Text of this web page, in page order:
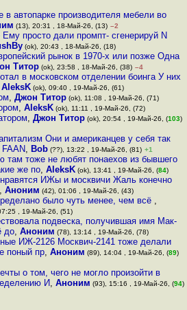
автопарке производителя мебели во
(13), 20:31 , 18-Май-26, (13) –2
Ему просто дали промпт- сгенерируй N
(ok), 20:43 , 18-Май-26, (18)
рынок в 1970-х или позже Одна
Титор(ok), 23:58 , 18-Май-26, (38) –4
в московском отделении боинга У них
AleksK(ok), 09:40 , 19-Май-26, (61)
,Джон Титор (ok), 11:08 , 19-Май-26, (71)
, AleksK(ok), 11:11 , 19-Май-26, (72)
, Джон Титор(ok), 20:54 , 19-Май-26, (103)
Они и американцев у себя так
, Bob (??), 13:22 , 19-Май-26, (81) +1
там тоже не любят понаехов из бывшего
же по, AleksK(ok), 13:41 , 19-Май-26, (84)
ИЖы и москвичи Жаль конечно
, Аноним (42), 01:06 , 19-Май-26, (43)
было чуть менее, чем всё ,
, 19-Май-26, (51)
подвеска, получившая имя Мак-
до, Аноним (78), 13:14 , 19-Май-26, (78)
ИЖ-2126 Москвич-2141 тоже делали
поный пр,Аноним (89), 14:04 , 19-Май-26, (89)
о том, чего не могло произойти в
И, Аноним (93), 15:16 , 19-Май-26, (94)